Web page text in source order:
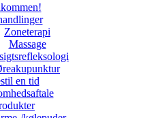
Zoneterapi
Massage
en tid